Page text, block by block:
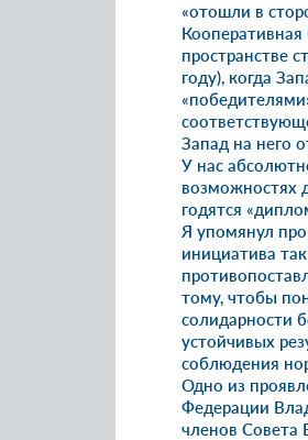
«отошли в
Кооперативная
пространстве
году), когда
Запад на него
У нас
возможностях
годятся
Я упомянул про
инициатива
тому, чтобы
солидарности
устойчивых
соблюдения
Одно из
Федерации
членов Совета